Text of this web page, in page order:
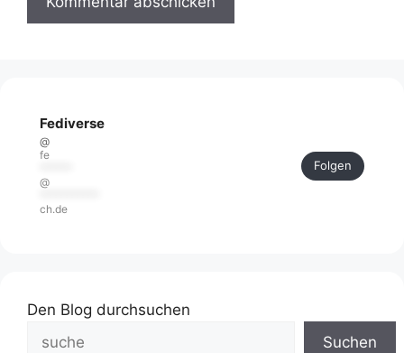
Fediverse
@
fe
@
ch.de
Folgen
Den Blog durchsuchen
Suchen